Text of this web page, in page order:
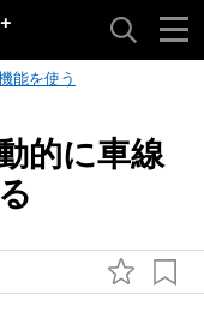
能を使う
的に車線